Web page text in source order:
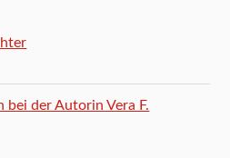
bei der Autorin Vera F.